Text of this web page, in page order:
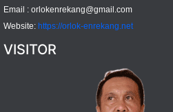
Email : orlokenrekang@gmail.com
Website: https://orlok-enrekang.net
VISITOR